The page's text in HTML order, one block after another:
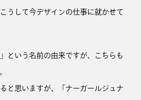
うして今デザインの仕事に就かせて
という名前の由来ですが、こちらも
と思いますが、「ナーガールジュナ